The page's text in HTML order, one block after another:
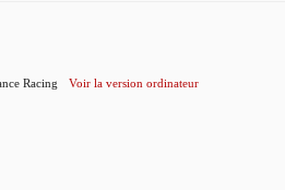
Racing Voir la version ordinateur